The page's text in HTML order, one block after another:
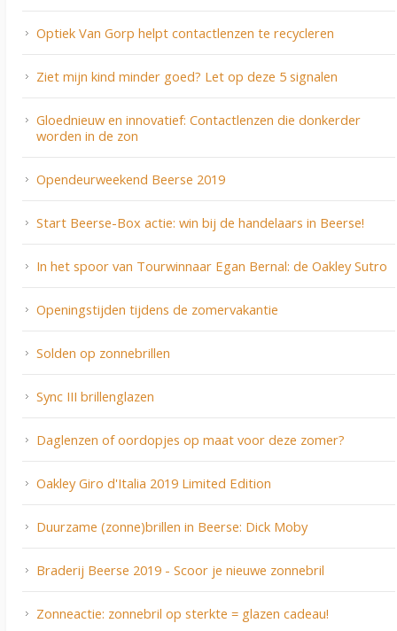
Optiek Van Gorp helpt contactlenzen te recycleren
Ziet mijn kind minder goed? Let op deze 5 signalen
Gloednieuw en innovatief: Contactlenzen die donkerder
worden in de zon
Opendeurweekend Beerse 2019
Start Beerse-Box actie: win bij de handelaars in Beerse!
In het spoor van Tourwinnaar Egan Bernal: de Oakley Sutro
Openingstijden tijdens de zomervakantie
Solden op zonnebrillen
Sync III brillenglazen
Daglenzen of oordopjes op maat voor deze zomer?
Oakley Giro d'Italia 2019 Limited Edition
Duurzame (zonne)brillen in Beerse: Dick Moby
Braderij Beerse 2019 - Scoor je nieuwe zonnebril
Zonneactie: zonnebril op sterkte = glazen cadeau!